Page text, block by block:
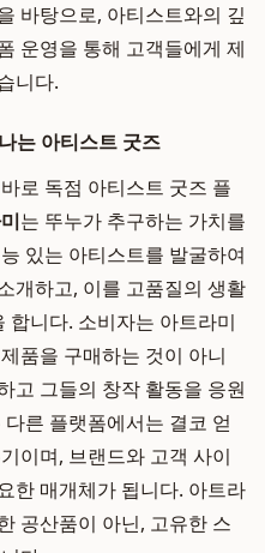
바탕으로, 아티스트와의 깊
운영을 통해 고객들에게 제
니다.
는 아티스트 굿즈
로 독점 아티스트 굿즈 플
는 뚜누가 추구하는 가치를
있는 아티스트를 발굴하여
개하고, 이를 고품질의 생활
합니다. 소비자는 아트라미
품을 구매하는 것이 아니
고 그들의 창작 활동을 응원
른 플랫폼에서는 결코 얻
이며, 브랜드와 고객 사이
한 매개체가 됩니다. 아트라
공산품이 아닌, 고유한 스